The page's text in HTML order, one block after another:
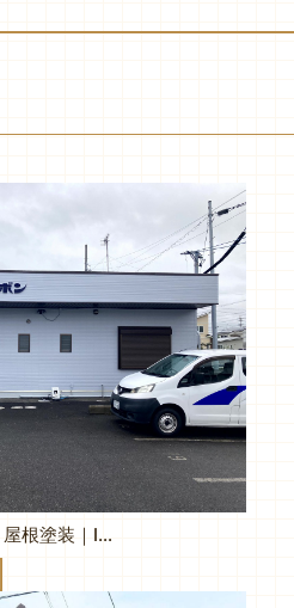
北名古屋市｜外壁塗装・屋根塗装｜I様貸事務所